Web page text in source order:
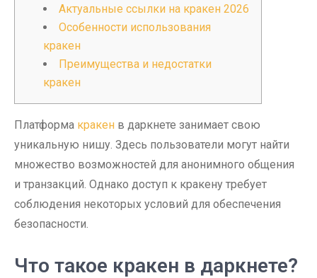
Актуальные ссылки на кракен 2026
Особенности использования
кракен
Преимущества и недостатки
кракен
Платформа кракен в даркнете занимает свою
уникальную нишу. Здесь пользователи могут найти
множество возможностей для анонимного общения
и транзакций. Однако доступ к кракену требует
соблюдения некоторых условий для обеспечения
безопасности.
Что такое кракен в даркнете?